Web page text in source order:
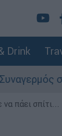
Drink
στον
πάει σπίτι...